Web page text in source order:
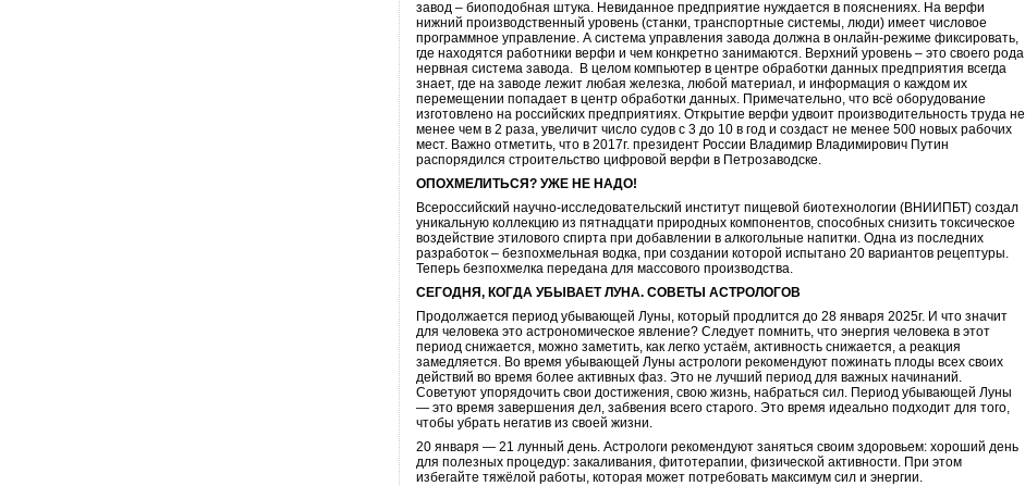
завод – биоподобная штука. Невиданное предприятие нуждается в пояснениях. На верфи
нижний производственный уровень (станки, транспортные системы, люди) имеет числовое
программное управление. А система управления завода должна в онлайн-режиме фиксировать,
где находятся работники верфи и чем конкретно занимаются. Верхний уровень – это своего рода
нервная система завода. В целом компьютер в центре обработки данных предприятия всегда
знает, где на заводе лежит любая железка, любой материал, и информация о каждом их
перемещении попадает в центр обработки данных. Примечательно, что всё оборудование
изготовлено на российских предприятиях. Открытие верфи удвоит производительность труда не
менее чем в 2 раза, увеличит число судов с 3 до 10 в год и создаст не менее 500 новых рабочих
мест. Важно отметить, что в 2017г. президент России Владимир Владимирович Путин
распорядился строительство цифровой верфи в Петрозаводске.
ОПОХМЕЛИТЬСЯ? УЖЕ НЕ НАДО!
Всероссийский научно-исследовательский институт пищевой биотехнологии (ВНИИПБТ) создал
уникальную коллекцию из пятнадцати природных компонентов, способных снизить токсическое
воздействие этилового спирта при добавлении в алкогольные напитки. Одна из последних
разработок – безпохмельная водка, при создании которой испытано 20 вариантов рецептуры.
Теперь безпохмелка передана для массового производства.
СЕГОДНЯ, КОГДА УБЫВАЕТ ЛУНА. СОВЕТЫ АСТРОЛОГОВ
Продолжается период убывающей Луны, который продлится до 28 января 2025г. И что значит
для человека это астрономическое явление? Следует помнить, что энергия человека в этот
период снижается, можно заметить, как легко устаём, активность снижается, а реакция
замедляется. Во время убывающей Луны астрологи рекомендуют пожинать плоды всех своих
действий во время более активных фаз. Это не лучший период для важных начинаний.
Советуют упорядочить свои достижения, свою жизнь, набраться сил. Период убывающей Луны
— это время завершения дел, забвения всего старого. Это время идеально подходит для того,
чтобы убрать негатив из своей жизни.
20 января — 21 лунный день. Астрологи рекомендуют заняться своим здоровьем: хороший день
для полезных процедур: закаливания, фитотерапии, физической активности. При этом
избегайте тяжёлой работы, которая может потребовать максимум сил и энергии.